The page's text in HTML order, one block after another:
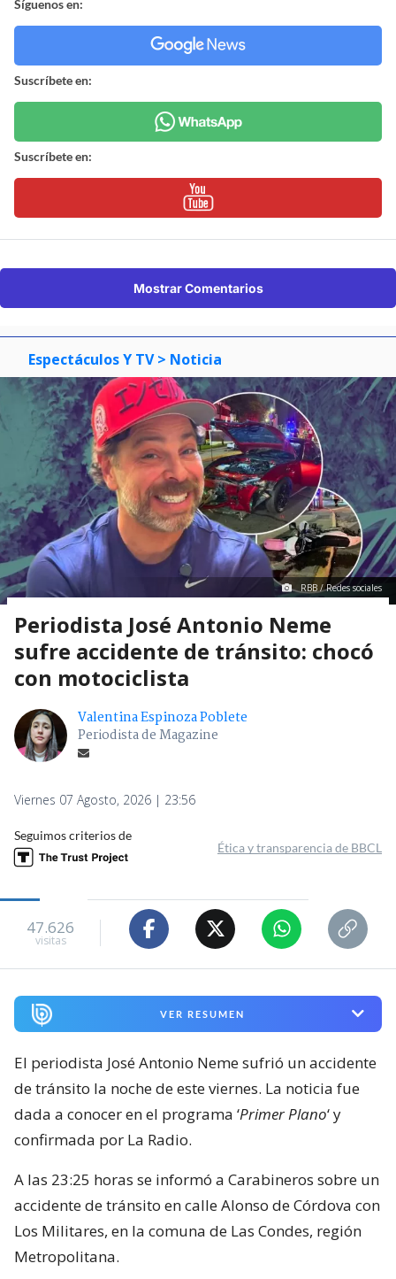
Síguenos en:
Suscríbete en:
Suscríbete en:
Mostrar Comentarios
Espectáculos Y TV > Noticia
RBB / Redes sociales
Periodista José Antonio Neme
sufre accidente de tránsito: chocó
con motociclista
Valentina Espinoza Poblete
Periodista de Magazine
Viernes 07 Agosto, 2026 | 23:56
Seguimos criterios de
Ética y transparencia de BBCL
47.626
visitas
VER RESUMEN
El periodista José Antonio Neme sufrió un accidente
de tránsito la noche de este viernes. La noticia fue
dada a conocer en el programa ‘Primer Plano‘ y
confirmada por La Radio.
A las 23:25 horas se informó a Carabineros sobre un
accidente de tránsito en calle Alonso de Córdova con
Los Militares, en la comuna de Las Condes, región
Metropolitana.